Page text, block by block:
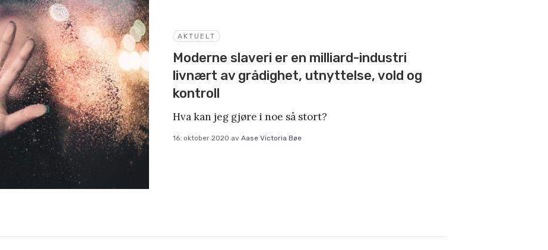
AKTUELT
Moderne slaveri er en milliard-industri
livnært av grådighet, utnyttelse, vold og
kontroll
Hva kan jeg gjøre i noe så stort?
16. oktober 2020 av Aase Victoria Bøe